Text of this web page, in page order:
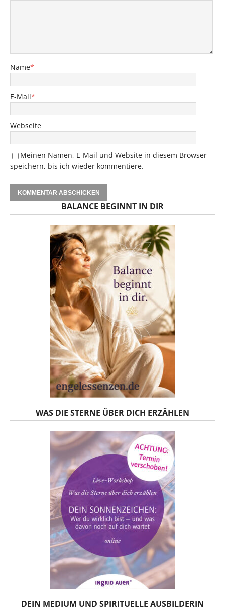
Name*
E-Mail*
Webseite
Meinen Namen, E-Mail und Website in diesem Browser
speichern, bis ich wieder kommentiere.
BALANCE BEGINNT IN DIR
WAS DIE STERNE ÜBER DICH ERZÄHLEN
DEIN MEDIUM UND SPIRITUELLE AUSBILDERIN